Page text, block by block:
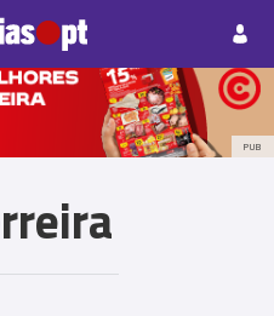
Paisagens
PUB